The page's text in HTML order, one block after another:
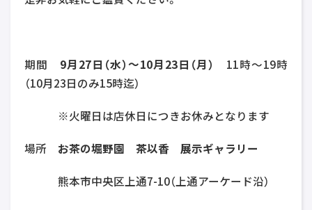
期間 9月27日（水）～10月23日（月）
11時～19時
（10月23日のみ15時迄）
※火曜日は店休日につきお休みとなります
場所 お茶の堀野園 茶以香 展示ギャラリー
熊本市中央区上通7-10（上通アーケード沿）